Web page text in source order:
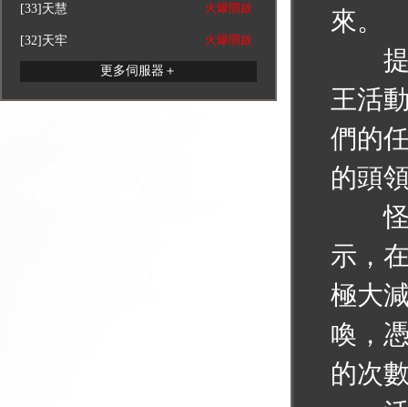
[33] 天慧 火爆開啟
[32] 天牢 火爆開啟
更多伺服器＋
來。
提升
王活
們的
的頭
怪物
示，
極大
喚，
的次